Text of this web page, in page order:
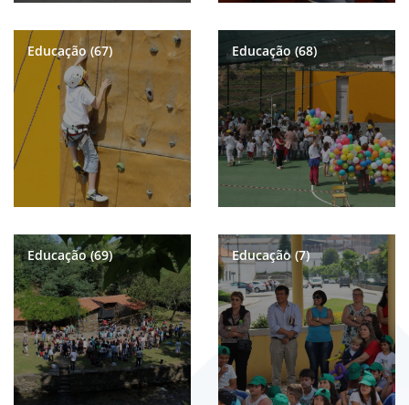
Educação (67) Educação (68)
Educação (69) Educação (7)